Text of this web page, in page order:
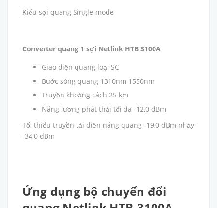
Kiểu sợi quang Single-mode
Converter quang 1 sợi Netlink HTB 3100A
Giao diện quang loại SC
Bước sóng quang 1310nm 1550nm
Truyền khoảng cách 25 km
Năng lượng phát thải tối đa -12,0 dBm
Tối thiểu truyền tải điện năng quang -19,0 dBm nhạy
-34,0 dBm
Ứng dụng bộ chuyển đổi